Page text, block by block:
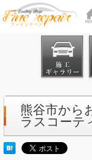
熊谷市から
ラスコーテ